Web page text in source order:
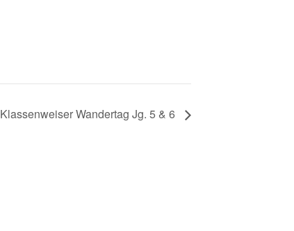
Klassenweiser Wandertag Jg. 5 & 6